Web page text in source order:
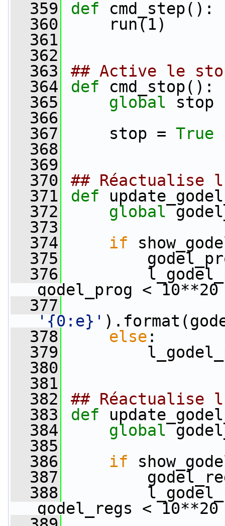
  359
def cmd_step():
  360
run(1)
  361
  362
  363
## Active le
  364
def cmd_stop():
  365
global stop
  366
  367
stop = True
  368
  369
  370
## Réactualise
  371
def
  372
global
  373
  374
if
  375
godel_prog =
  376
godel_prog < 10**20
  377
'{0:e}'
  378
else :
  379
  380
  381
  382
## Réactualise
  383
def
  384
global
  385
  386
if
  387
godel_regs =
  388
godel_regs < 10**20